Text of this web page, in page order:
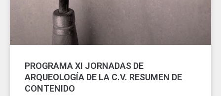
PROGRAMA XI JORNADAS DE
ARQUEOLOGÍA DE LA C.V. RESUMEN DE
CONTENIDO